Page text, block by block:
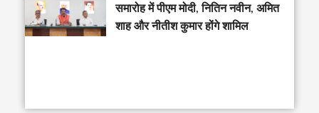
समारोह में पीएम मोदी, नितिन नवीन, अमित
शाह और नीतीश कुमार होंगे शामिल